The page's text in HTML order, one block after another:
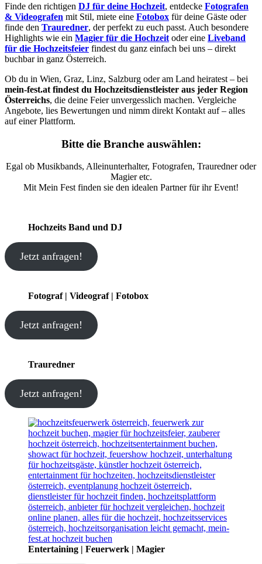
Finde den richtigen DJ für deine Hochzeit, entdecke Fotografen
& Videografen mit Stil, miete eine Fotobox für deine Gäste oder
finde den Trauredner, der perfekt zu euch passt. Auch besondere
Highlights wie ein Magier für die Hochzeit oder eine Liveband
für die Hochzeitsfeier findest du ganz einfach bei uns – direkt
buchbar in ganz Österreich.
Ob du in Wien, Graz, Linz, Salzburg oder am Land heiratest – bei
mein-fest.at findest du Hochzeitsdienstleister aus jeder Region
Österreichs, die deine Feier unvergesslich machen. Vergleiche
Angebote, lies Bewertungen und nimm direkt Kontakt auf – alles
auf einer Plattform.
Bitte die Branche auswählen:
Egal ob Musikbands, Alleinunterhalter, Fotografen, Trauredner oder
Magier etc.
Mit Mein Fest finden sie den idealen Partner für ihr Event!
Hochzeits Band und DJ
Jetzt anfragen!
Fotograf | Videograf | Fotobox
Jetzt anfragen!
Trauredner
Jetzt anfragen!
Entertaining | Feuerwerk | Magier